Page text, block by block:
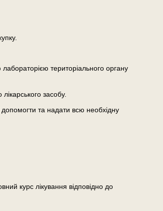
територіального органу
засобу.
та надати всю необхідну
курс лікування відповідно до